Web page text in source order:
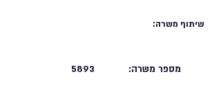
שיתוף משרה:
5893 מספר משרה: